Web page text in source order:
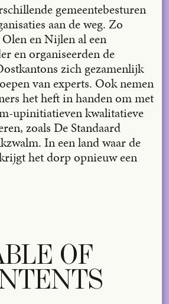
gemeentebesturen
aan de weg. Zo
en Nijlen al een
en organiseerden de
zich gezamenlijk
van experts. Ook nemen
het heft in handen om met
upinitiatieven kwalitatieve
zoals De Standaard
In een land waar de
het dorp opnieuw een
OF